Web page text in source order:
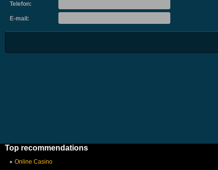
Telefon:
E-mail:
Top recommendations
Online Casino